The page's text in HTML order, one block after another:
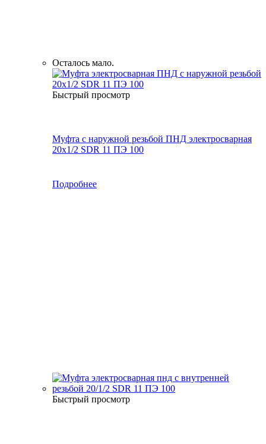
Осталось мало.
Быстрый просмотр
Муфта с наружной резьбой ПНД электросварная
20x1/2 SDR 11 ПЭ 100
Подробнее
Быстрый просмотр